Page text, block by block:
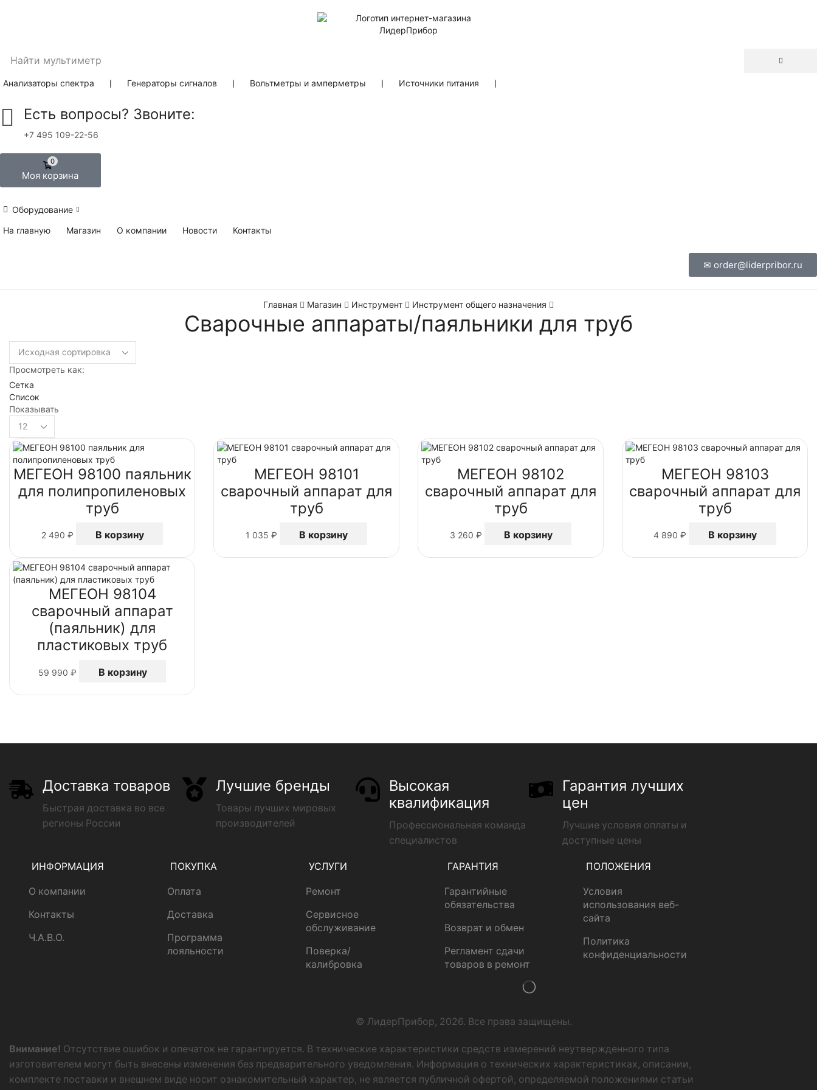
Найти мультиметр
Анализаторы спектра ❘ Генераторы сигналов ❘ Вольтметры и амперметры ❘ Источники питания ❘
Есть вопросы? Звоните:
+7 495 109-22-56
0
Моя корзина
Оборудование
На главную
Магазин О компании Новости Контакты
✉ order@liderpribor.ru
Главная Магазин Инструмент Инструмент общего назначения
Сварочные аппараты/паяльники для труб
Просмотреть как:
Сетка
Список
Показывать
МЕГЕОН 98100 паяльник
для полипропиленовых
труб
2 490 ₽ В корзину
МЕГЕОН 98101
сварочный аппарат для
труб
1 035₽ В корзину
МЕГЕОН 98102
сварочный аппарат для
труб
3 260 ₽ В корзину
МЕГЕОН 98103
сварочный аппарат для
труб
4 890₽ В корзину
МЕГЕОН 98104
сварочный аппарат
(паяльник) для
пластиковых труб
59 990 ₽ В корзину
Доставка товаров
Быстрая доставка во все
регионы России
Лучшие бренды
Товары лучших мировых
производителей
Высокая
квалификация
Профессиональная команда
специалистов
Гарантия лучших
цен
Лучшие условия оплаты и
доступные цены
ИНФОРМАЦИЯ
О компании
Контакты
Ч.А.В.О.
ПОКУПКА
Оплата
Доставка
Программа
лояльности
УСЛУГИ
Ремонт
Сервисное
обслуживание
Поверка/
калибровка
ГАРАНТИЯ
Гарантийные
обязательства
Возврат и обмен
Регламент сдачи
товаров в ремонт
ПОЛОЖЕНИЯ
Условия
использования веб-
сайта
Политика
конфиденциальности
© ЛидерПрибор, 2026. Все права защищены.
Внимание! Отсутствие ошибок и опечаток не гарантируется. В технические характеристики средств измерений неутвержденного типа
изготовителем могут быть внесены изменения без предварительного уведомления. Информация о технических характеристиках, описании,
комплекте поставки и внешнем виде носит ознакомительный характер, не является публичной офертой, определяемой положениями статьи